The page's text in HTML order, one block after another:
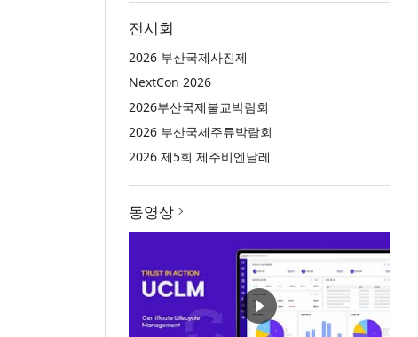
전시회
2026 부산국제사진제
NextCon 2026
2026부산국제불교박람회
2026 부산국제주류박람회
2026 제5회 제주비엔날레
동영상